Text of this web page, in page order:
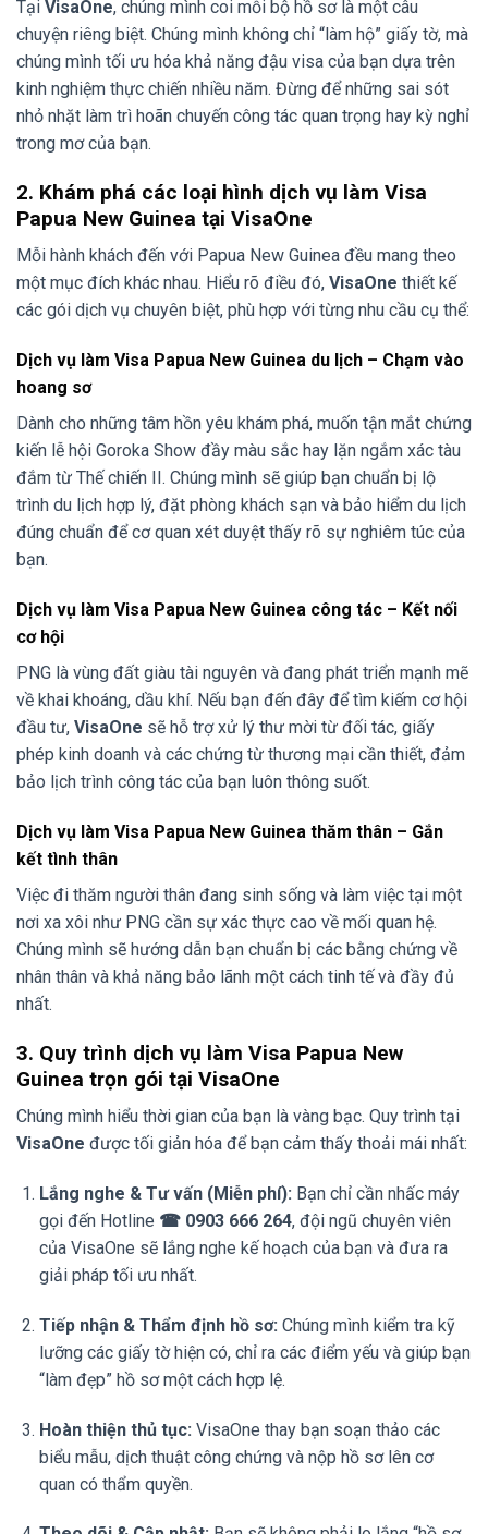
Tại VisaOne, chúng mình coi mỗi bộ hồ sơ là một câu
chuyện riêng biệt. Chúng mình không chỉ “làm hộ” giấy tờ, mà
chúng mình tối ưu hóa khả năng đậu visa của bạn dựa trên
kinh nghiệm thực chiến nhiều năm. Đừng để những sai sót
nhỏ nhặt làm trì hoãn chuyến công tác quan trọng hay kỳ nghỉ
trong mơ của bạn.
2. Khám phá các loại hình dịch vụ làm Visa
Papua New Guinea tại VisaOne
Mỗi hành khách đến với Papua New Guinea đều mang theo
một mục đích khác nhau. Hiểu rõ điều đó, VisaOne thiết kế
các gói dịch vụ chuyên biệt, phù hợp với từng nhu cầu cụ thể:
Dịch vụ làm Visa Papua New Guinea du lịch – Chạm vào
hoang sơ
Dành cho những tâm hồn yêu khám phá, muốn tận mắt chứng
kiến lễ hội Goroka Show đầy màu sắc hay lặn ngắm xác tàu
đắm từ Thế chiến II. Chúng mình sẽ giúp bạn chuẩn bị lộ
trình du lịch hợp lý, đặt phòng khách sạn và bảo hiểm du lịch
đúng chuẩn để cơ quan xét duyệt thấy rõ sự nghiêm túc của
bạn.
Dịch vụ làm Visa Papua New Guinea công tác – Kết nối
cơ hội
PNG là vùng đất giàu tài nguyên và đang phát triển mạnh mẽ
về khai khoáng, dầu khí. Nếu bạn đến đây để tìm kiếm cơ hội
đầu tư, VisaOne sẽ hỗ trợ xử lý thư mời từ đối tác, giấy
phép kinh doanh và các chứng từ thương mại cần thiết, đảm
bảo lịch trình công tác của bạn luôn thông suốt.
Dịch vụ làm Visa Papua New Guinea thăm thân – Gắn
kết tình thân
Việc đi thăm người thân đang sinh sống và làm việc tại một
nơi xa xôi như PNG cần sự xác thực cao về mối quan hệ.
Chúng mình sẽ hướng dẫn bạn chuẩn bị các bằng chứng về
nhân thân và khả năng bảo lãnh một cách tinh tế và đầy đủ
nhất.
3. Quy trình dịch vụ làm Visa Papua New
Guinea trọn gói tại VisaOne
Chúng mình hiểu thời gian của bạn là vàng bạc. Quy trình tại
VisaOne được tối giản hóa để bạn cảm thấy thoải mái nhất:
Lắng nghe & Tư vấn (Miễn phí): Bạn chỉ cần nhấc máy
gọi đến Hotline ☎ 0903 666 264, đội ngũ chuyên viên
của VisaOne sẽ lắng nghe kế hoạch của bạn và đưa ra
giải pháp tối ưu nhất.
Tiếp nhận & Thẩm định hồ sơ: Chúng mình kiểm tra kỹ
lưỡng các giấy tờ hiện có, chỉ ra các điểm yếu và giúp bạn
“làm đẹp” hồ sơ một cách hợp lệ.
Hoàn thiện thủ tục: VisaOne thay bạn soạn thảo các
biểu mẫu, dịch thuật công chứng và nộp hồ sơ lên cơ
quan có thẩm quyền.